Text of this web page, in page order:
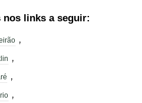
nos links a seguir:
,
,
,
,